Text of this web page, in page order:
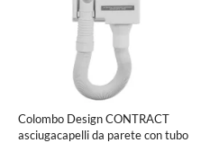
Colombo Design CONTRACT
asciugacapelli da parete con tubo